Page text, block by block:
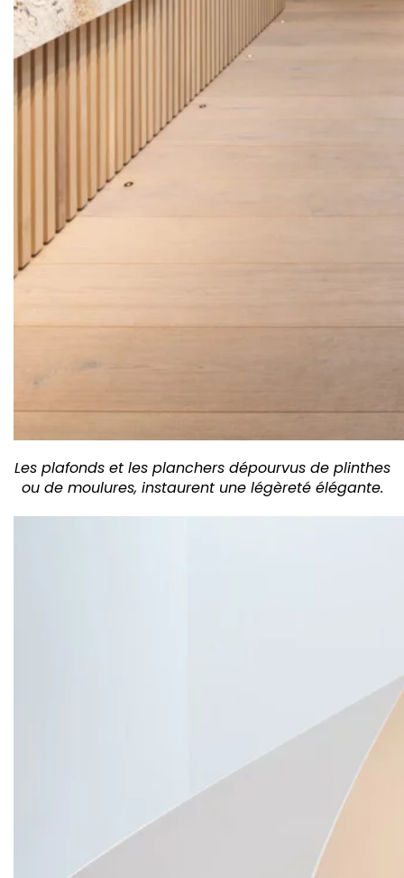
Les plafonds et les planchers dépourvus de plinthes
ou de moulures, instaurent une légèreté élégante.